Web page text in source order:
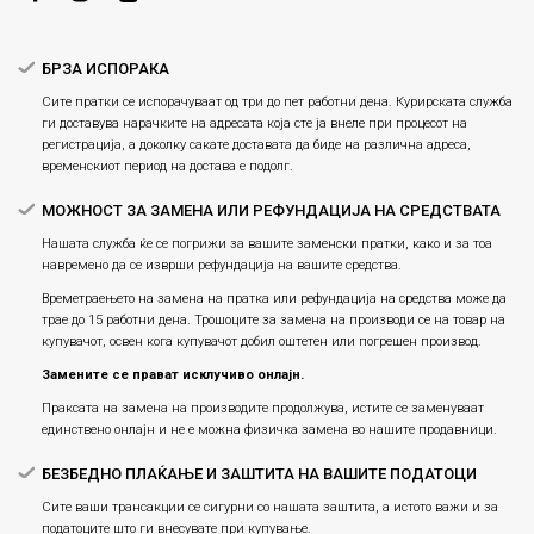
БРЗА ИСПОРАКА
Сите пратки се испорачуваат од три до пет работни дена. Курирската служба
ги доставува нарачките на адресата која сте ја внеле при процесот на
регистрација, а доколку сакате доставата да биде на различна адреса,
временскиот период на достава е подолг.
МОЖНОСТ ЗА ЗАМЕНА ИЛИ РЕФУНДАЦИЈА НА СРЕДСТВАТА
Нашата служба ќе се погрижи за вашите заменски пратки, како и за тоа
навремено да се изврши рефундација на вашите средства.
Времетраењето на замена на пратка или рефундацијa на средства може да
трае до 15 работни дена. Трошоците за замена на производи се на товар на
купувачот, освен кога купувачот добил оштетен или погрешен производ.
Замените се прават исклучиво онлајн.
Праксата на замена на производите продолжува, истите се заменуваат
единствено онлајн и не е можна физичка замена во нашите продавници.
БЕЗБЕДНО ПЛАЌАЊЕ И ЗАШТИТА НА ВАШИТЕ ПОДАТОЦИ
Сите ваши трансакции се сигурни со нашата заштита, а истото важи и за
податоците што ги внесувате при купување.